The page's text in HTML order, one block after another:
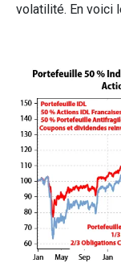
volatilité. En voici